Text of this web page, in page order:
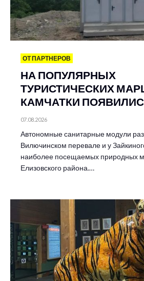
ОТ ПАРТНЕРОВ
НА ПОПУЛЯРНЫХ
ТУРИСТИЧЕСКИХ
КАМЧАТКИ
07.08.2026
Автономные санитарные модули
Вилючинском перевале и у
наиболее посещаемых природных
Елизовского района.…